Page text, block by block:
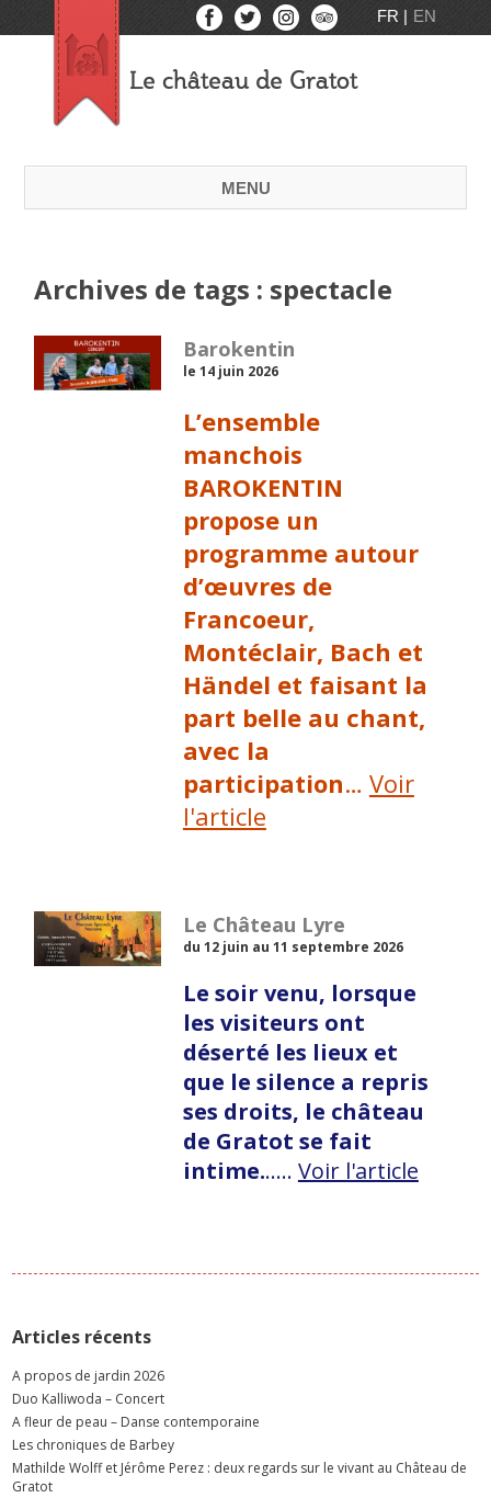
FR EN
Le château de Gratot
MENU
Archives de tags : spectacle
Barokentin
le 14 juin 2026
L’ensemble
manchois
BAROKENTIN
propose un
programme autour
d’œuvres de
Francoeur,
Montéclair, Bach et
Händel et faisant la
part belle au chant,
avec la
participation… Voir
l'article
Le Château Lyre
du 12 juin au 11 septembre 2026
Le soir venu, lorsque
les visiteurs ont
déserté les lieux et
que le silence a repris
ses droits, le château
de Gratot se fait
intime...… Voir l'article
Articles récents
A propos de jardin 2026
Duo Kalliwoda – Concert
A fleur de peau – Danse contemporaine
Les chroniques de Barbey
Mathilde Wolff et Jérôme Perez : deux regards sur le vivant au Château de
Gratot